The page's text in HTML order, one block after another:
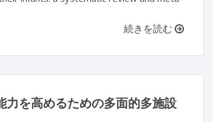
続きを読む
を高めるための多面的多施設